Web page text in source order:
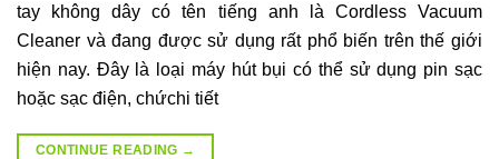
tay không dây có tên tiếng anh là Cordless Vacuum
Cleaner và đang được sử dụng rất phổ biến trên thế giới
hiện nay. Đây là loại máy hút bụi có thể sử dụng pin sạc
hoặc sạc điện, chứchi tiết
CONTINUE READING →